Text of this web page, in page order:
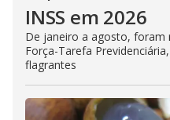
INSS em 2026
De janeiro a agosto, foram
Força-Tarefa
flagrantes